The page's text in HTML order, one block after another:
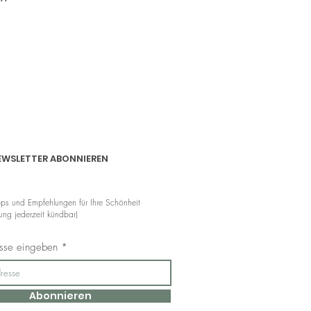
ABONNIEREN
und Empfehlungen für Ihre Schönheit
jederzeit kündbar)
eingeben
Abonnieren